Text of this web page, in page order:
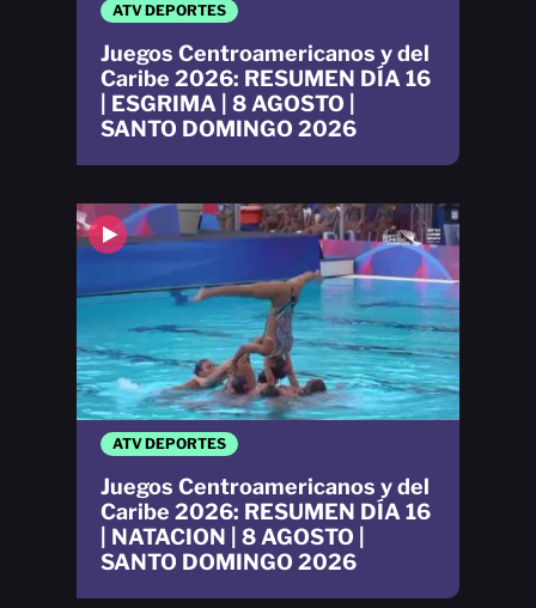
ATV DEPORTES
Juegos Centroamericanos y del
Caribe 2026: RESUMEN DÍA 16
| NATACION | 8 AGOSTO |
SANTO DOMINGO 2026
ATV DEPORTES
Juegos Centroamericanos y del
Caribe 2026: RESUMEN DÍA 16
| ESGRIMA | 8 AGOSTO |
SANTO DOMINGO 2026